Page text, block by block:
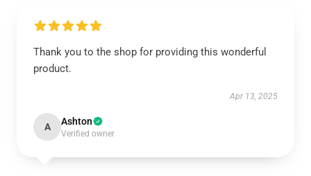
Thank you to the shop for providing this wonderful
product.
Apr 13, 2025
A Ashton
Verified owner